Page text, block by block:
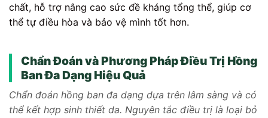
chất, hỗ trợ nâng cao sức đề kháng tổng thể, giúp cơ
thể tự điều hòa và bảo vệ mình tốt hơn.
Chẩn Đoán và Phương Pháp Điều Trị Hồng
Ban Đa Dạng Hiệu Quả
Chẩn đoán hồng ban đa dạng dựa trên lâm sàng và có
thể kết hợp sinh thiết da. Nguyên tắc điều trị là loại bỏ